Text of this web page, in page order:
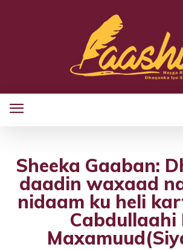
Sheeka Gaaban:
daadin waxaad
nidaam ku heli
Cabdullaahi